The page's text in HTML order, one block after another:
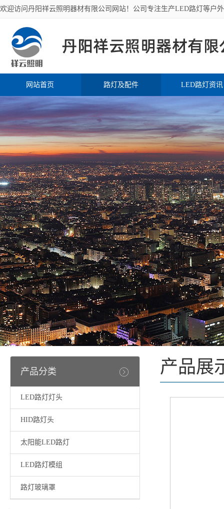
欢迎访问丹阳祥云照明器材有限公司网站！公司专注生产LED路灯等户
网站首页 路灯及配件 LED路灯资讯
产品分类
LED路灯灯头
HID路灯头
太阳能LED路灯
LED路灯模组
路灯玻璃罩
产品展